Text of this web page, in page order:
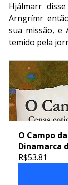
Hjálmarr
Arngrímr
sua missão, e
temido pela
O Campo
Dinamarca
R$53.81